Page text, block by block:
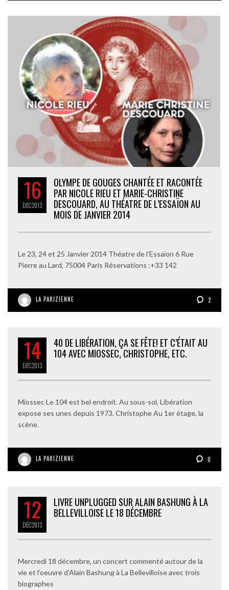
16
DÉC2013
OLYMPE DE GOUGES CHANTÉE ET RACONTÉE
PAR NICOLE RIEU ET MARIE-CHRISTINE
DESCOUARD, AU THÉATRE DE L’ESSAÏON AU
MOIS DE JANVIER 2014
Le 23, 24 et 25 Janvier 2014 Théatre de l’Essaïon 6 Rue
Pierre au Lard, 75004 Paris Réservations :+33 142
LA PARIZIENNE 2
14
DÉC2013
40 DE LIBÉRATION, ÇA SE FÊTE! ET C’ÉTAIT AU
104 AVEC MIOSSEC, CHRISTOPHE, ETC.
Miossec Le 104 est bel endroit. Au sous-sol, Libération
expose ses unes depuis 1973. Christophe Au 1er étage, la
scène.
LA PARIZIENNE 0
12
DÉC2013
LIVRE UNPLUGGED SUR ALAIN BASHUNG À LA
BELLEVILLOISE LE 18 DÉCEMBRE
Mercredi 18 décembre, un concert commenté autour de la
vie et l’oeuvre d’Alain Bashung à La Bellevilloise avec trois
biographes